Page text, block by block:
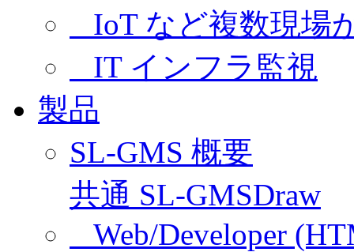
IoT など複数現場
IT インフラ監視
製品
SL-GMS 概要
共通 SL-GMSDraw
Web/Developer